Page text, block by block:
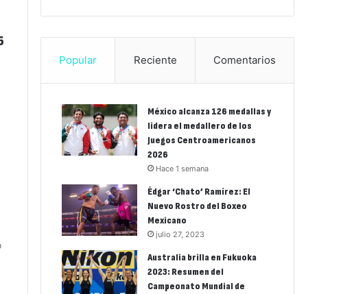
Popular Reciente Comentarios
México alcanza 126 medallas y
lidera el medallero de los
Juegos Centroamericanos
2026
Hace 1 semana
Édgar ‘Chato’ Ramírez: El
Nuevo Rostro del Boxeo
Mexicano
julio 27, 2023
Australia brilla en Fukuoka
2023: Resumen del
Campeonato Mundial de